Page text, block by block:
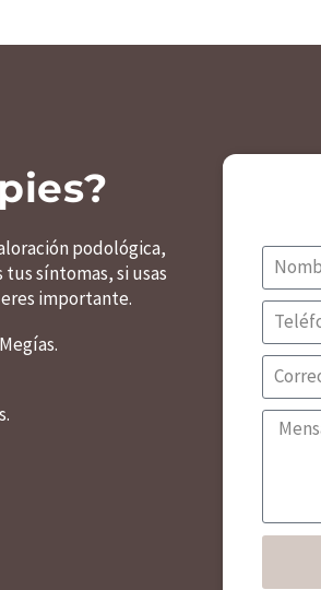
podológica,
síntomas, si usas
importante.